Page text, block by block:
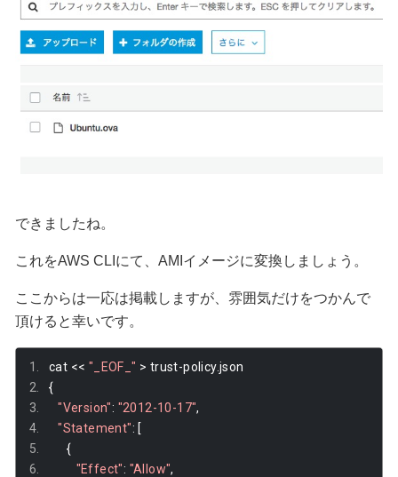
できましたね。
これをAWS CLIにて、AMIイメージに変換しましょう。
ここからは一応は掲載しますが、雰囲気だけをつかんで
頂けると幸いです。
cat << "_EOF_" > trust-policy.json
{
"Version": "2012-10-17",
"Statement": [
{
"Effect": "Allow",